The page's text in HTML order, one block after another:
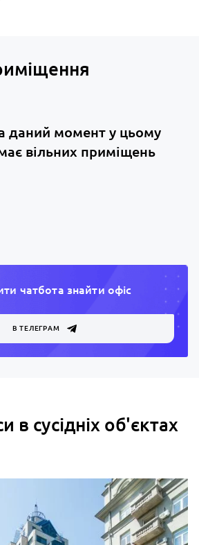
даний момент у цьому
вільних приміщень
чатбота знайти офiс
В ТЕЛЕГРАМ
в сусідніх об'єктах